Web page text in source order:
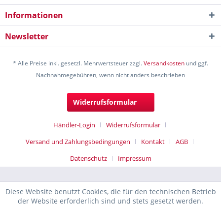
Informationen
Newsletter
* Alle Preise inkl. gesetzl. Mehrwertsteuer zzgl.Versandkosten und ggf.
Nachnahmegebühren, wenn nicht anders beschrieben
Widerrufsformular
Händler-Login
Widerrufsformular
Versand und Zahlungsbedingungen
Kontakt
AGB
Datenschutz
Impressum
Diese Website benutzt Cookies, die für den technischen Betrieb
der Website erforderlich sind und stets gesetzt werden.